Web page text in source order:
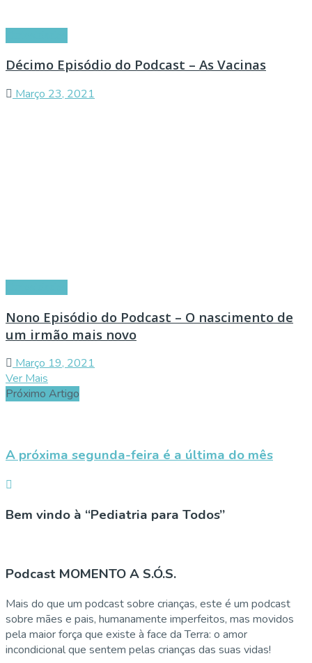
Décimo Episódio do Podcast – As Vacinas
Março 23, 2021
Nono Episódio do Podcast – O nascimento de
um irmão mais novo
Março 19, 2021
Ver Mais
Próximo Artigo
A próxima segunda-feira é a última do mês
Bem vindo à “Pediatria para Todos”
Podcast MOMENTO A S.Ó.S.
Mais do que um podcast sobre crianças, este é um podcast
sobre mães e pais, humanamente imperfeitos, mas movidos
pela maior força que existe à face da Terra: o amor
incondicional que sentem pelas crianças das suas vidas!